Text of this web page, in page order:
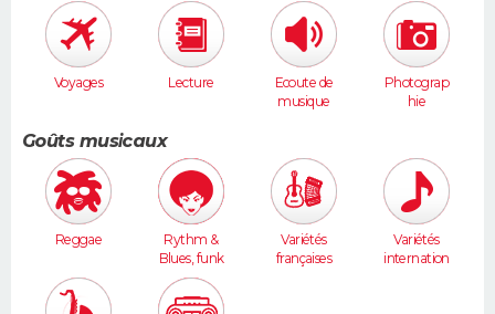
Voyages Lecture
Ecoute de
musique
Photograp
hie
Goûts musicaux
Reggae
Rythm &
Blues, funk
Variétés
françaises
Variétés
internation